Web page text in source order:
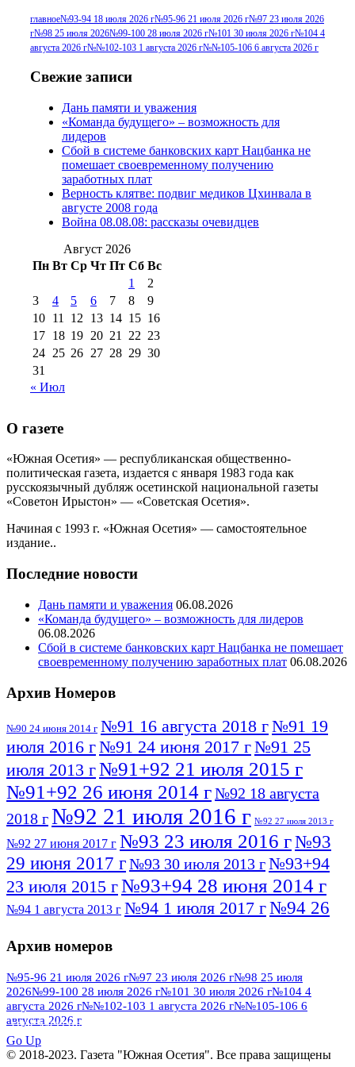
г(13) №96 28 июля 2015 г(9) №96+97 3
июля 2014 г(10)№96+97 30 июля
июля 2017 г
2012 г(15)№97 30 июля 2015 г
(15)№98 1 августа 2015 г
августа 2016 г(10)№98 5 июля 2014 г(10)
№98 8 августа 2013 г
августа 2012 г(14)
2017 г(9)
№99 4 августа
2016 г(12) №99 8 июля 2014 г
августа 2012 г(11)
августа 2013 г
(12)
главное№93-94 18 июля 2026 г№95-96 21 июля 2026 г№97 23 июля 2026
г№98 25 июля 2026№99-100 28 июля 2026 г№101 30 июля 2026 г№104 4
августа 2026 г№№102-103 1 августа 2026 г№№105-106 6 августа 2026 г
Свежие записи
Дань памяти и уважения
«Команда будущего» – возможность для
лидеров
Сбой в системе банковских карт Нацбанка не
помешает своевременному получению
заработных плат
Верность клятве: подвиг медиков Цхинвала в
августе 2008 года
Война 08.08.08: рассказы очевидцев
Август 2026
Пн Вт Ср Чт Пт Сб Вс
1
2
3
4 5 6 7 8
9
10 11 12 13 14 15 16
17 18 19 20 21 22 23
24 25 26 27 28 29 30
31
« Июл
О газете
«Южная Осетия» — республиканская общественно-
политическая газета, издается с января 1983 года как
русскоязычный дубляж осетинской национальной газеты
«Советон Ирыстон» — «Советская Осетия».
Начиная с 1993 г. «Южная Осетия» — самостоятельное
издание..
Последние новости
Дань памяти и уважения 06.08.2026
«Команда будущего» – возможность для лидеров
06.08.2026
Сбой в системе банковских карт Нацбанка не помешает
своевременному получению заработных плат 06.08.2026
Архив Номеров
№90 24 июня 2014 г №91 16 августа 2018 г№91 19
июля 2016 г№91 24 июня 2017 г№91 25
июля 2013 г№91+92 21 июля 2015 г
№91+92 26 июня 2014 г№92 18 августа
2018 г№92 21 июля 2016 г №92 27 июля 2013 г
№92 27 июня 2017 г №93 23 июля 2016 г№93
29 июня 2017 г№93 30 июля 2013 г№93+94
23 июля 2015 г№93+94 28 июня 2014 г
№94 1 августа 2013 г №94 1 июля 2017 г№94 26
№95 7 августа 2012 г
№95 28 июля 2016 г№95+96 3 августа
2013 г№96 6 июля 2017 г№96 9 августа
2012 г №96 28 июля 2015 г
№96+97 30 июля 2016 г
Архив номеров
№95-96 21 июля 2026 г№97 23 июля 2026 г№98 25 июля
2026№99-100 28 июля 2026 г№101 30 июля 2026 г№104 4
августа 2026 г№№102-103 1 августа 2026 г№№105-106 6
августа 2026 г
ПОСМОТРЕТЬ ВСЕ
Go Up
© 2018-2023. Газета "Южная Осетия". Все права защищены